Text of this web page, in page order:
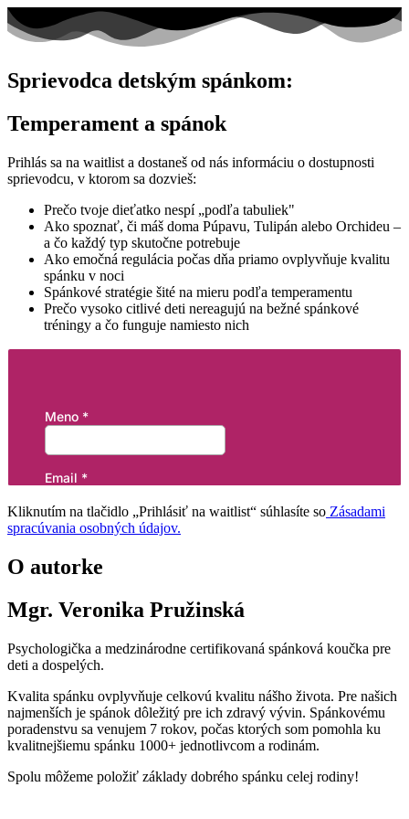
Sprievodca detským spánkom:
Temperament a spánok
Prihlás sa na waitlist a dostaneš od nás informáciu o dostupnosti
sprievodcu, v ktorom sa dozvieš:
Prečo tvoje dieťatko nespí „podľa tabuliek"
Ako spoznať, či máš doma Púpavu, Tulipán alebo Orchideu –
a čo každý typ skutočne potrebuje
Ako emočná regulácia počas dňa priamo ovplyvňuje kvalitu
spánku v noci
Spánkové stratégie šité na mieru podľa temperamentu
Prečo vysoko citlivé deti nereagujú na bežné spánkové
tréningy a čo funguje namiesto nich
Kliknutím na tlačidlo „Prihlásiť na waitlist“ súhlasíte so Zásadami
spracúvania osobných údajov.
O autorke
Mgr. Veronika Pružinská
Psychologička a medzinárodne certifikovaná spánková koučka pre
deti a dospelých.
Kvalita spánku ovplyvňuje celkovú kvalitu nášho života. Pre našich
najmenších je spánok dôležitý pre ich zdravý vývin. Spánkovému
poradenstvu sa venujem 7 rokov, počas ktorých som pomohla ku
kvalitnejšiemu spánku 1000+ jednotlivcom a rodinám.
Spolu môžeme položiť základy dobrého spánku celej rodiny!